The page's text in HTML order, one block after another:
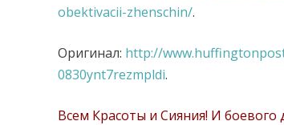
obektivacii-zhenschin/.
Оригинал: http://
0830ynt7rezmpldi.
Всем Красоты и Сияния! И